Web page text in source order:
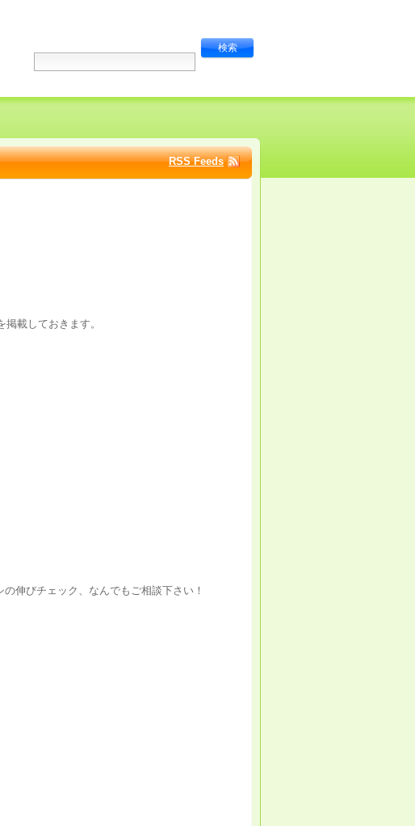
RSS Feeds
載しておきます。
伸びチェック、なんでもご相談下さい！